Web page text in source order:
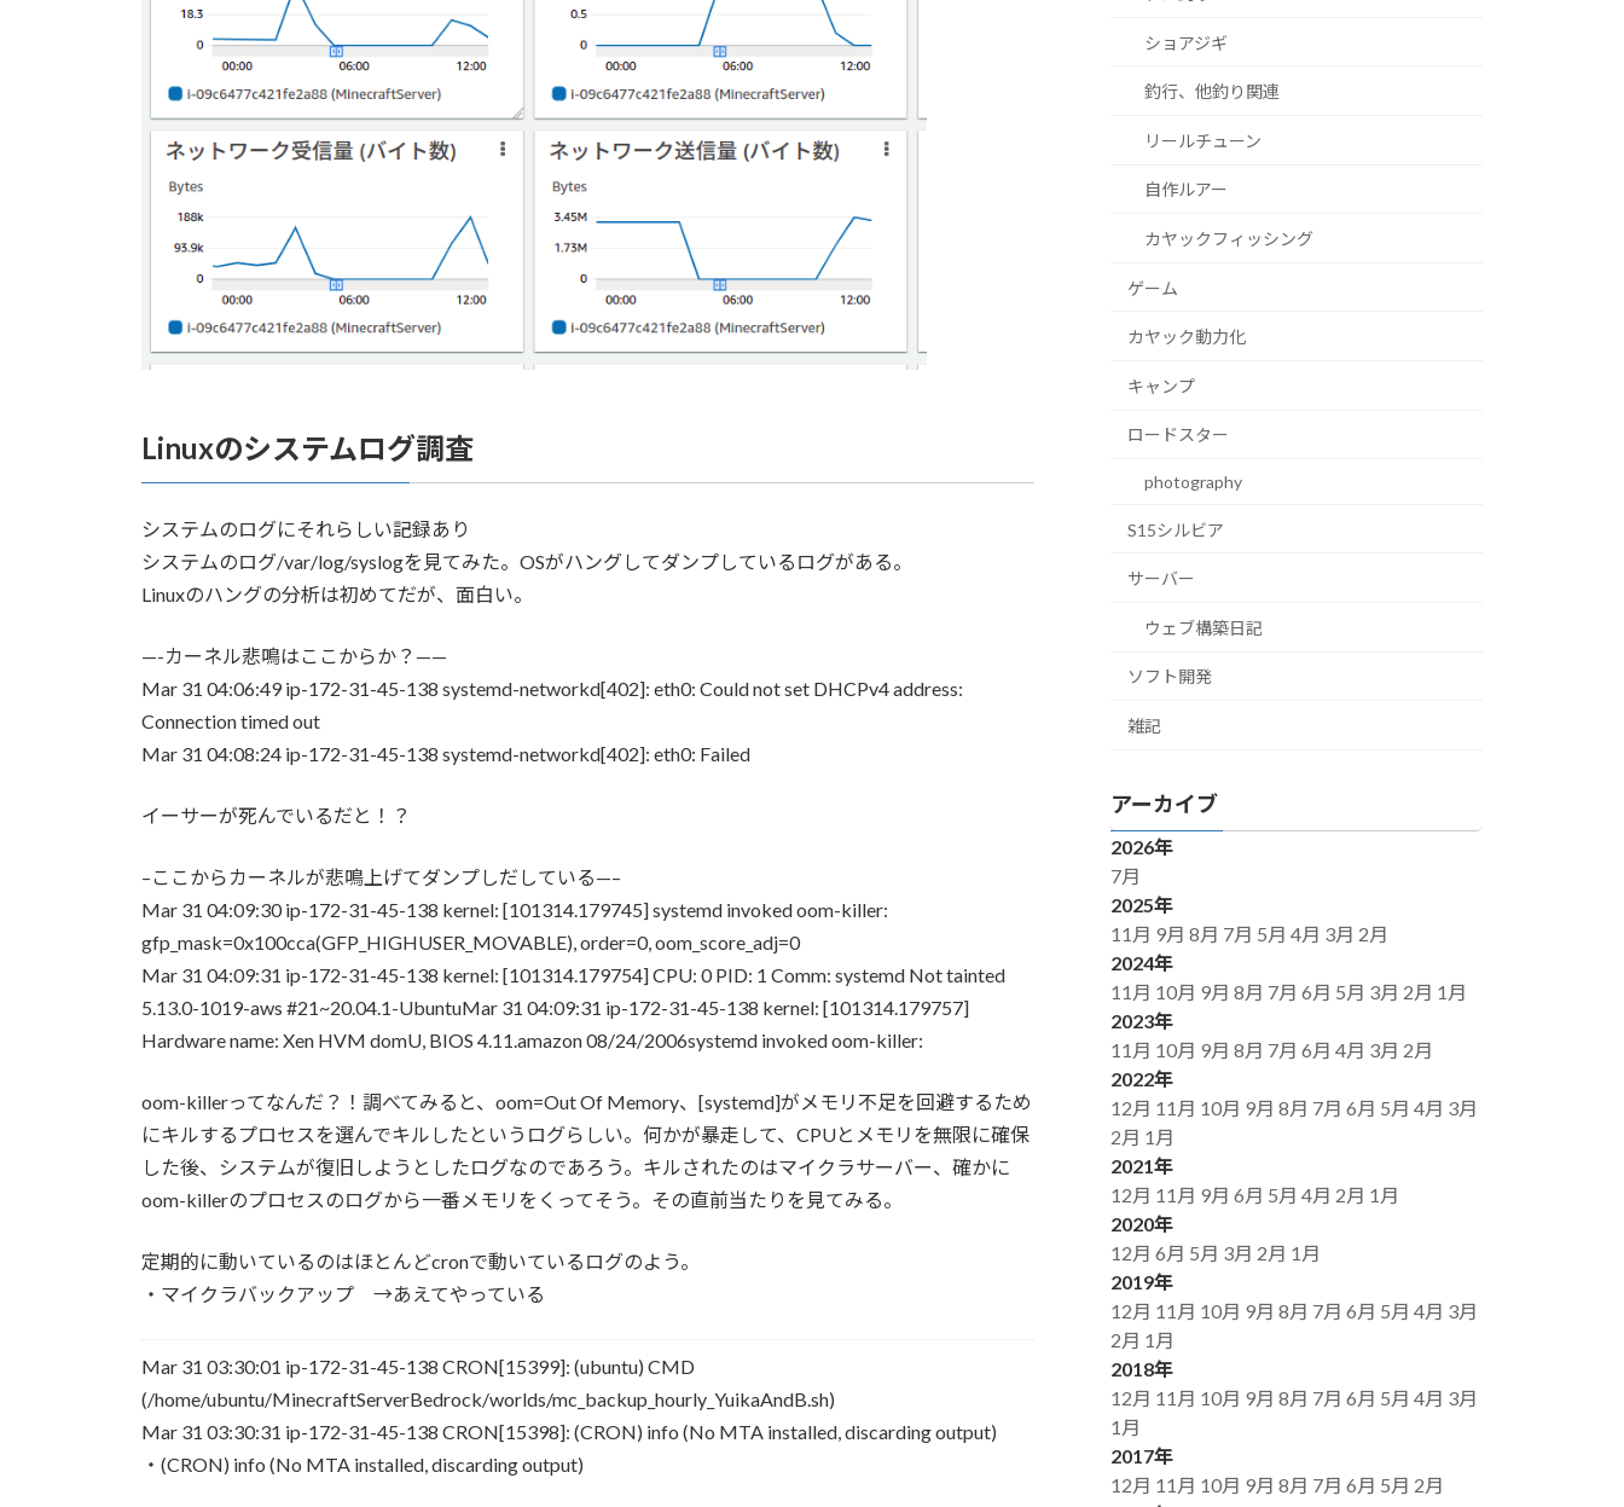
Linuxのシステムログ調査
システムのログにそれらしい記録あり
システムのログ/var/log/syslogを見てみた。OSがハングしてダンプしているログがある。
Linuxのハングの分析は初めてだが、面白い。
—-カーネル悲鳴はここからか？——
Mar 31 04:06:49 ip-172-31-45-138 systemd-networkd[402]: eth0: Could not set DHCPv4 address:
Connection timed out
Mar 31 04:08:24 ip-172-31-45-138 systemd-networkd[402]: eth0: Failed
イーサーが死んでいるだと！？
–ここからカーネルが悲鳴上げてダンプしだしている—–
Mar 31 04:09:30 ip-172-31-45-138 kernel: [101314.179745] systemd invoked oom-killer:
gfp_mask=0x100cca(GFP_HIGHUSER_MOVABLE), order=0, oom_score_adj=0
Mar 31 04:09:31 ip-172-31-45-138 kernel: [101314.179754] CPU: 0 PID: 1 Comm: systemd Not tainted
5.13.0-1019-aws #21~20.04.1-UbuntuMar 31 04:09:31 ip-172-31-45-138 kernel: [101314.179757]
Hardware name: Xen HVM domU, BIOS 4.11.amazon 08/24/2006systemd invoked oom-killer:
oom-killerってなんだ？！調べてみると、oom=Out Of Memory、[systemd]がメモリ不足を回避するため
にキルするプロセスを選んでキルしたというログらしい。何かが暴走して、CPUとメモリを無限に確保
した後、システムが復旧しようとしたログなのであろう。キルされたのはマイクラサーバー、確かに
oom-killerのプロセスのログから一番メモリをくってそう。その直前当たりを見てみる。
定期的に動いているのはほとんどcronで動いているログのよう。
・マイクラバックアップ →あえてやっている
Mar 31 03:30:01 ip-172-31-45-138 CRON[15399]: (ubuntu) CMD
(/home/ubuntu/MinecraftServerBedrock/worlds/mc_backup_hourly_YuikaAndB.sh)
Mar 31 03:30:31 ip-172-31-45-138 CRON[15398]: (CRON) info (No MTA installed, discarding output)
・(CRON) info (No MTA installed, discarding output)
ショアジギ
釣行、他釣り関連
リールチューン
自作ルアー
カヤックフィッシング
ゲーム
カヤック動力化
キャンプ
ロードスター
photography
S15シルビア
サーバー
ウェブ構築日記
ソフト開発
雑記
アーカイブ
2026年
7月
2025年
11月 9月8月 7月 5月4月 3月 2月
2024年
11月 10月 9月8月 7月6月 5月 3月 2月 1月
2023年
11月 10月 9月8月 7月6月4月 3月 2月
2022年
12月 11月 10月 9月8月 7月6月 5月4月 3月
2月 1月
2021年
12月 11月 9月6月 5月4月 2月 1月
2020年
12月6月 5月 3月 2月 1月
2019年
12月 11月 10月 9月8月 7月6月 5月4月 3月
2月 1月
2018年
12月 11月 10月 9月8月 7月6月 5月4月 3月
1月
2017年
12月 11月 10月 9月8月 7月6月 5月 2月